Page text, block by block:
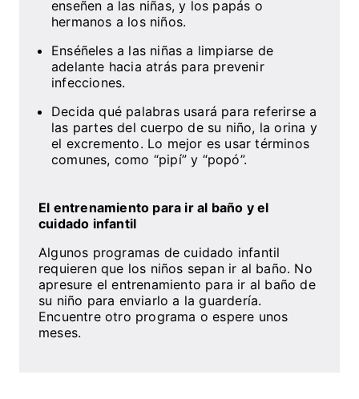
enseñen a las niñas, y los papás o
hermanos a los niños.
Enséñeles a las niñas a limpiarse de
adelante hacia atrás para prevenir
infecciones.
Decida qué palabras usará para referirse a
las partes del cuerpo de su niño, la orina y
el excremento. Lo mejor es usar términos
comunes, como “pipí” y “popó”.
El entrenamiento para ir al baño y el
cuidado infantil
Algunos programas de cuidado infantil
requieren que los niños sepan ir al baño. No
apresure el entrenamiento para ir al baño de
su niño para enviarlo a la guardería.
Encuentre otro programa o espere unos
meses.